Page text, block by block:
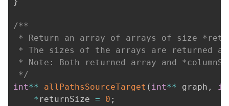
/**
* Return an array of arrays of size
* The sizes of the arrays are returned as
* Note: Both returned array and
*/
int** allPathsSourceTarget ( int** graph ,
* returnSize = 0 ;